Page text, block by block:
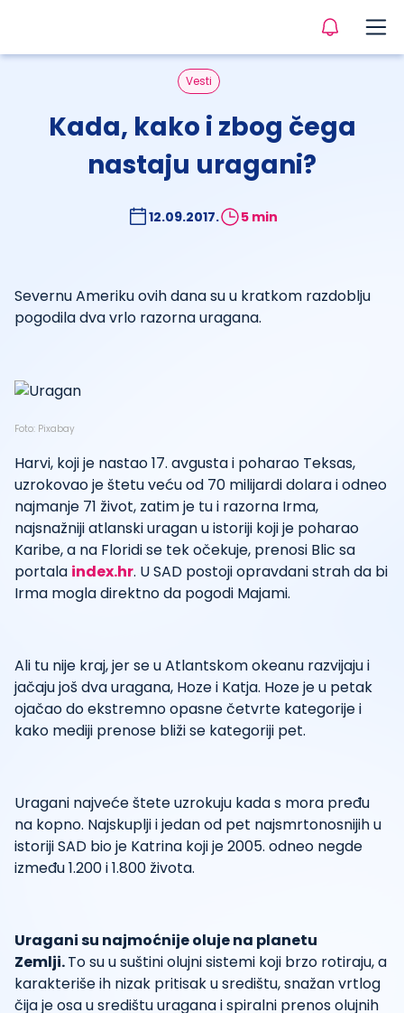
Vesti
Kada, kako i zbog čega
nastaju uragani?
12.09.2017. 5 min
Severnu Ameriku ovih dana su u kratkom razdoblju
pogodila dva vrlo razorna uragana.
Foto: Pixabay
Harvi, koji je nastao 17. avgusta i poharao Teksas,
uzrokovao je štetu veću od 70 milijardi dolara i odneo
najmanje 71 život, zatim je tu i razorna Irma,
najsnažniji atlanski uragan u istoriji koji je poharao
Karibe, a na Floridi se tek očekuje, prenosi Blic sa
portala index.hr. U SAD postoji opravdani strah da bi
Irma mogla direktno da pogodi Majami.
Ali tu nije kraj, jer se u Atlantskom okeanu razvijaju i
jačaju još dva uragana, Hoze i Katja. Hoze je u petak
ojačao do ekstremno opasne četvrte kategorije i
kako mediji prenose bliži se kategoriji pet.
Uragani najveće štete uzrokuju kada s mora pređu
na kopno. Najskuplji i jedan od pet najsmrtonosnijih u
istoriji SAD bio je Katrina koji je 2005. odneo negde
između 1.200 i 1.800 života.
Uragani su najmoćnije oluje na planetu
Zemlji.To su u suštini olujni sistemi koji brzo rotiraju, a
karakteriše ih nizak pritisak u središtu, snažan vrtlog
čija je osa u središtu uragana i spiralni prenos olujnih